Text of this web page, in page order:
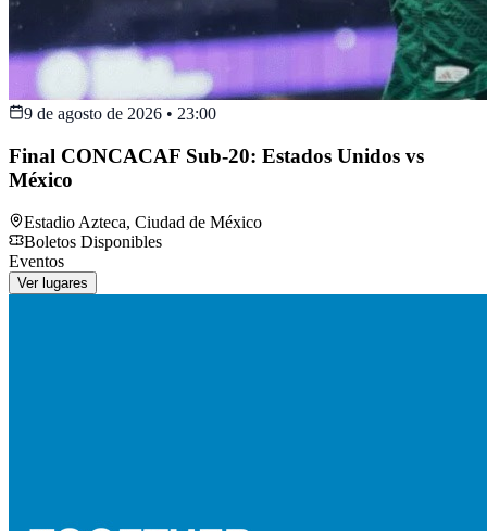
9 de agosto de 2026 • 23:00
Final CONCACAF Sub-20: Estados Unidos vs
México
Estadio Azteca, Ciudad de México
Boletos Disponibles
Eventos
Ver lugares